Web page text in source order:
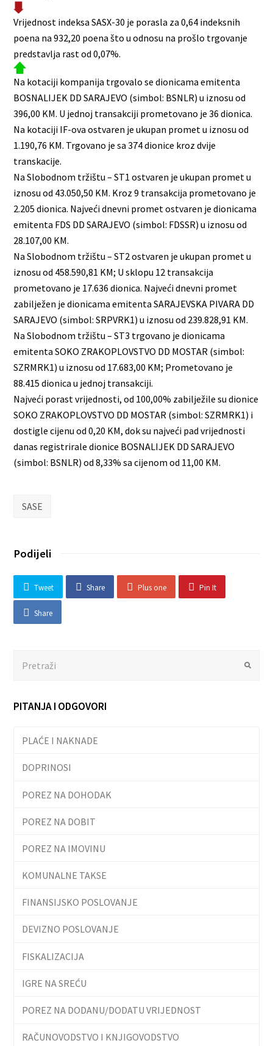
Vrijednost indeksa SASX-30 je porasla za 0,64 indeksnih
poena na 932,20 poena što u odnosu na prošlo trgovanje
predstavlja rast od 0,07%.
Na kotaciji kompanija trgovalo se dionicama emitenta
BOSNALIJEK DD SARAJEVO (simbol: BSNLR) u iznosu od
396,00 KM. U jednoj transakciji prometovano je 36 dionica.
Na kotaciji IF-ova ostvaren je ukupan promet u iznosu od
1.190,76 KM. Trgovano je sa 374 dionice kroz dvije
transkacije.
Na Slobodnom tržištu – ST1 ostvaren je ukupan promet u
iznosu od 43.050,50 KM. Kroz 9 transakcija prometovano je
2.205 dionica. Najveći dnevni promet ostvaren je dionicama
emitenta FDS DD SARAJEVO (simbol: FDSSR) u iznosu od
28.107,00 KM.
Na Slobodnom tržištu – ST2 ostvaren je ukupan promet u
iznosu od 458.590,81 KM; U sklopu 12 transakcija
prometovano je 17.636 dionica. Najveći dnevni promet
zabilježen je dionicama emitenta SARAJEVSKA PIVARA DD
SARAJEVO (simbol: SRPVRK1) u iznosu od 239.828,91 KM.
Na Slobodnom tržištu – ST3 trgovano je dionicama
emitenta SOKO ZRAKOPLOVSTVO DD MOSTAR (simbol:
SZRMRK1) u iznosu od 17.683,00 KM; Prometovano je
88.415 dionica u jednoj transakciji.
Najveći porast vrijednosti, od 100,00% zabilježile su dionice
SOKO ZRAKOPLOVSTVO DD MOSTAR (simbol: SZRMRK1) i
dostigle cijenu od 0,20 KM, dok su najveći pad vrijednosti
danas registrirale dionice BOSNALIJEK DD SARAJEVO
(simbol: BSNLR) od 8,33% sa cijenom od 11,00 KM.
SASE
Podijeli
Tweet Share Plus one Pin It
Share
Submit
PITANJA I ODGOVORI
PLAĆE I NAKNADE
DOPRINOSI
POREZ NA DOHODAK
POREZ NA DOBIT
POREZ NA IMOVINU
KOMUNALNE TAKSE
FINANSIJSKO POSLOVANJE
DEVIZNO POSLOVANJE
FISKALIZACIJA
IGRE NA SREĆU
POREZ NA DODANU/DODATU VRIJEDNOST
RAČUNOVODSTVO I KNJIGOVODSTVO